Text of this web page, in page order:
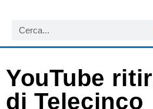
YouTube
di Telecinco